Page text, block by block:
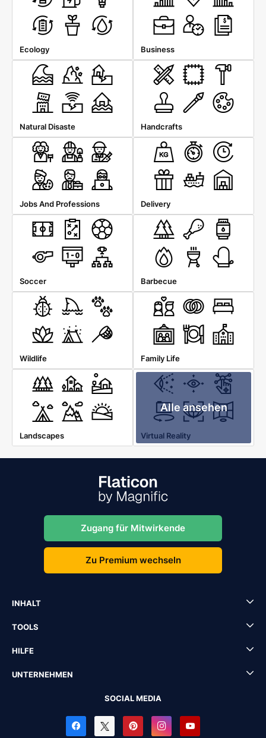
Ecology Business
Natural Disaste Handcrafts
Jobs And Professions Delivery
Soccer Barbecue
Wildlife Family Life
Landscapes
Alle ansehen
Virtual Reality
Zugang für Mitwirkende
Zu Premium wechseln
INHALT
TOOLS
HILFE
UNTERNEHMEN
SOCIAL MEDIA